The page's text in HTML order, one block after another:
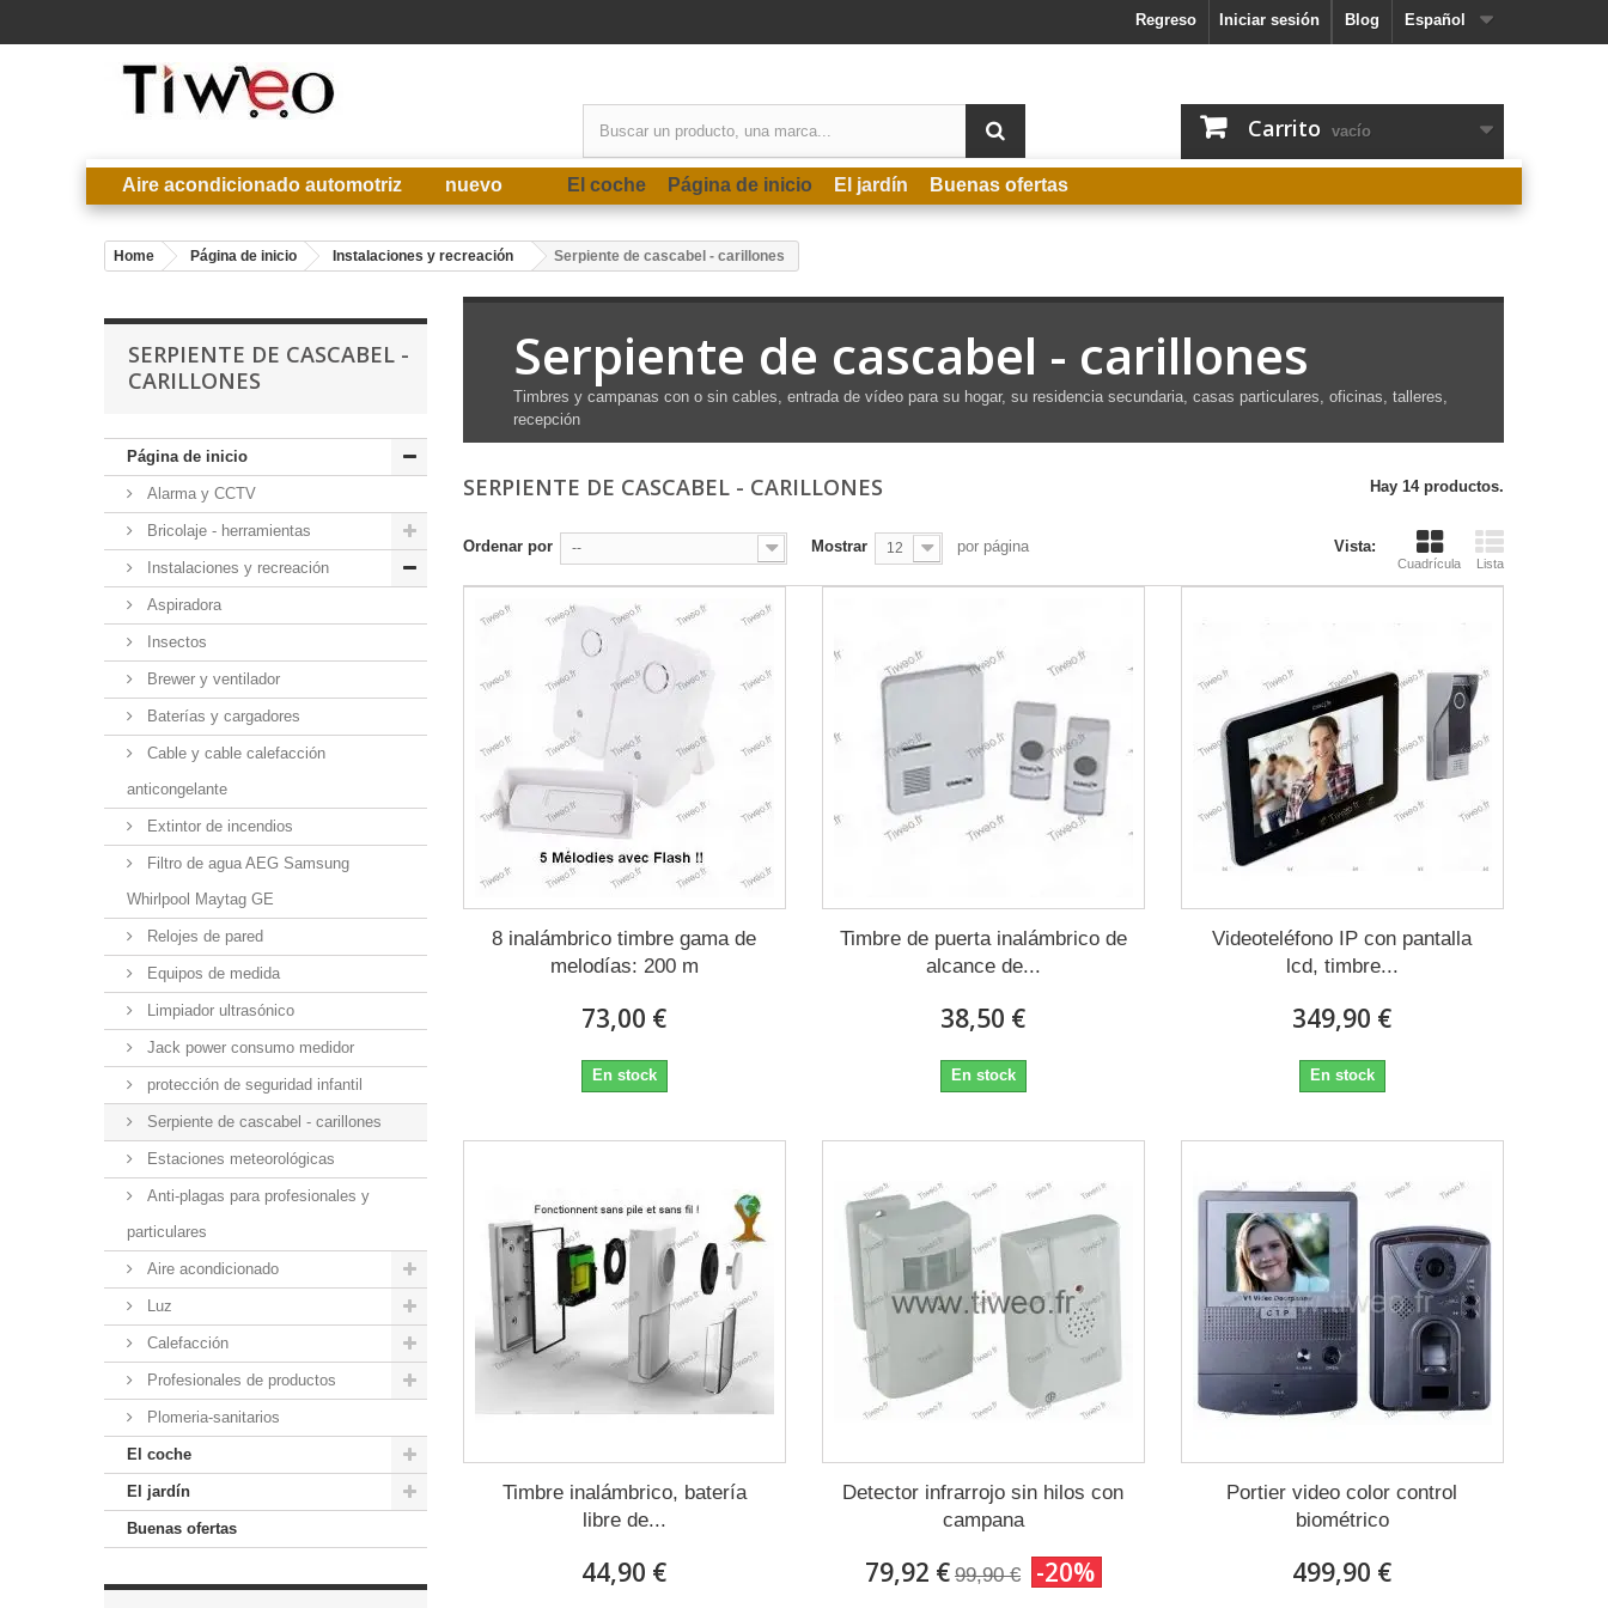
Español
Blog
Iniciar sesión
Regreso
Carrito vacío
Aire acondicionado automotriz nuevo El coche Página de inicio El jardín Buenas ofertas
Home Página de inicio Instalaciones y recreación Serpiente de cascabel - carillones
SERPIENTE DE CASCABEL -
CARILLONES
Página de inicio
Alarma y CCTV
Bricolaje - herramientas
Instalaciones y recreación
Aspiradora
Insectos
Brewer y ventilador
Baterías y cargadores
Cable y cable calefacción
anticongelante
Extintor de incendios
Filtro de agua AEG Samsung
Whirlpool Maytag GE
Relojes de pared
Equipos de medida
Limpiador ultrasónico
Jack power consumo medidor
protección de seguridad infantil
Serpiente de cascabel - carillones
Estaciones meteorológicas
Anti-plagas para profesionales y
particulares
Aire acondicionado
Luz
Calefacción
Profesionales de productos
Plomeria-sanitarios
El coche
El jardín
Buenas ofertas
Serpiente de cascabel - carillones
Timbres y campanas con o sin cables, entrada de vídeo para su hogar, su residencia secundaria, casas particulares, oficinas, talleres,
recepción
SERPIENTE DE CASCABEL - CARILLONES Hay 14 productos.
Vista:
Cuadrícula Lista
Ordenar por -- Mostrar 12 por página
8 inalámbrico timbre gama de
melodías: 200 m
73,00 €
En stock
Timbre de puerta inalámbrico de
alcance de...
38,50 €
En stock
Videoteléfono IP con pantalla
lcd, timbre...
349,90 €
En stock
Timbre inalámbrico, batería
libre de...
44,90 €
Detector infrarrojo sin hilos con
campana
79,92 € 99,90 € -20%
Portier video color control
biométrico
499,90 €